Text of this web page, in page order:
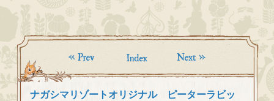
ナガシマリゾートオリジナル ピーターラビッ